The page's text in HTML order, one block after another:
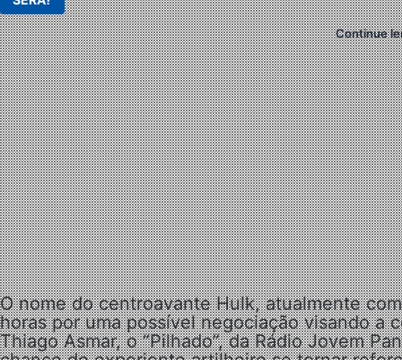
Continue
O nome do centroavante Hulk, atualmente
horas por uma possível negociação visando a
Thiago Asmar, o “Pilhado”, da Rádio Jovem